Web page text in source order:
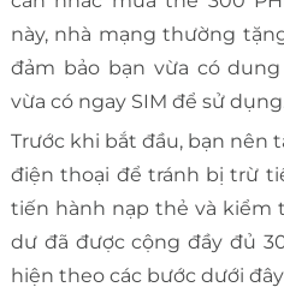
này, nhà mạng thường
đảm bảo bạn vừa có
vừa có ngay SIM để sử
Trước khi bắt đầu, bạn nên
điện thoại để tránh bị trừ
tiến hành nạp thẻ và kiểm
dư đã được cộng đầy đủ
hiện theo các bước dưới